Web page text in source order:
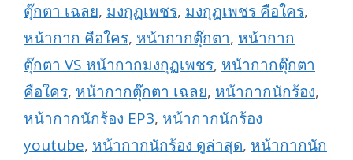
ตุ๊กตา เฉลย, มงกุฏเพชร, มงกุฏเพชร คือใคร,
หน้ากาก คือใคร, หน้ากากตุ๊กตา, หน้ากาก
ตุ๊กตา VS หน้ากากมงกุฏเพชร, หน้ากากตุ๊กตา
คือใคร, หน้ากากตุ๊กตา เฉลย, หน้ากากนักร้อง,
หน้ากากนักร้อง EP3, หน้ากากนักร้อง
youtube, หน้ากากนักร้อง ดูล่าสุด, หน้ากากนัก